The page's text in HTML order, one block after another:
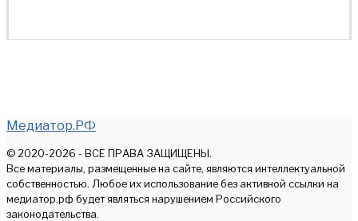
Медиатор.РФ
© 2020-2026 - ВСЕ ПРАВА ЗАЩИЩЕНЫ.
Все материалы, размещенные на сайте, являются интеллектуальной
собственностью. Любое их использование без активной ссылки на
медиатор.рф будет являться нарушением Российского
законодательства.